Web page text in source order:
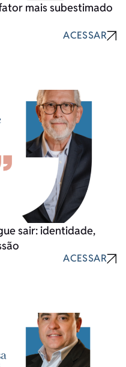
mais subestimado
ACESSAR
sair: identidade,
ACESSAR